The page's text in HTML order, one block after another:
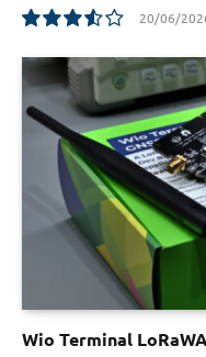
7.1
20/06/
Wio Terminal